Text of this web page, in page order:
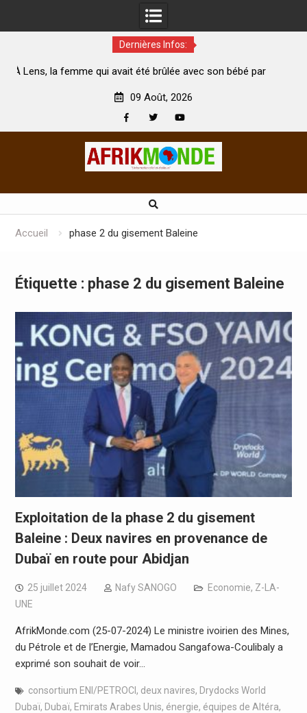
Dernières Infos:
qui avait été brûlée avec son bébé par
Coopération: Le
09 Août, 2026
Accueil phase 2 du gisement Baleine
Étiquette : phase 2 du gisement Baleine
Exploitation de la phase 2 du gisement
Baleine : Deux navires en provenance de
Dubaï en route pour Abidjan
25 juillet 2024 Nafy SANOGO Economie, Z-LA-
UNE
AfrikMonde.com (25-07-2024) Le ministre ivoirien des Mines,
du Pétrole et de l’Energie, Mamadou Sangafowa-Coulibaly a
exprimé son souhait de voir…
consortium ENI/PETROCI , deux navires, Drydocks World
Dubaï, Dubaï, Emirats Arabes Unis, énergie, équipes de Altéra,